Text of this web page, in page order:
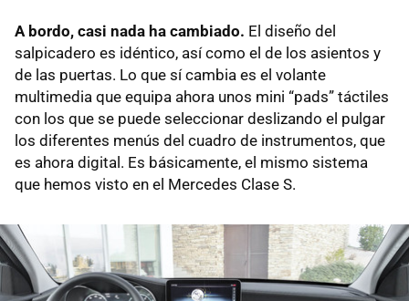
A bordo, casi nada ha cambiado. El diseño del
salpicadero es idéntico, así como el de los asientos y
de las puertas. Lo que sí cambia es el volante
multimedia que equipa ahora unos mini “pads” táctiles
con los que se puede seleccionar deslizando el pulgar
los diferentes menús del cuadro de instrumentos, que
es ahora digital. Es básicamente, el mismo sistema
que hemos visto en el Mercedes Clase S.